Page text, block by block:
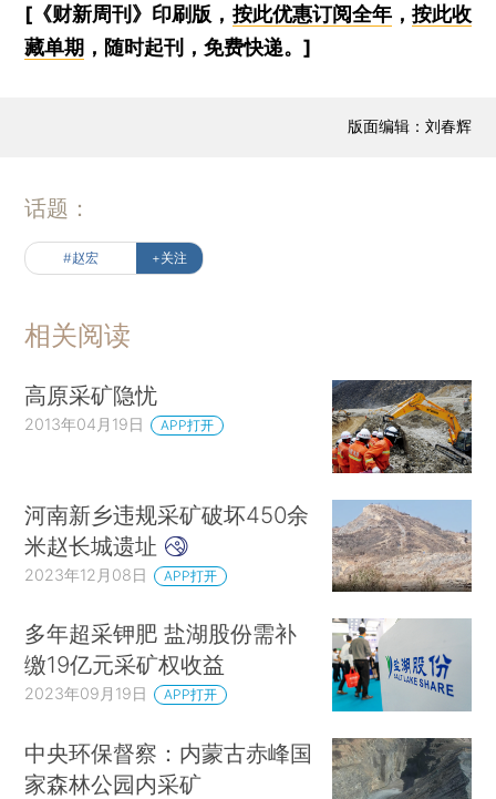
[《财新周刊》印刷版， 按此优惠订阅全年， 按此收
藏单期 ，随时起刊，免费快递。]
版面编辑：刘春辉
话题：
#赵宏 +关注
相关阅读
高原采矿隐忧
2013年04月19日 APP打开
河南新乡违规采矿破坏450余
米赵长城遗址
2023年12月08日 APP打开
多年超采钾肥 盐湖股份需补
缴19亿元采矿权收益
2023年09月19日 APP打开
中央环保督察：内蒙古赤峰国
家森林公园内采矿